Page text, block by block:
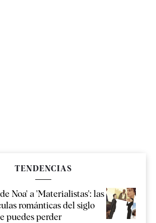
TENDENCIAS
Noa' a 'Materialistas': las
románticas del siglo
puedes perder